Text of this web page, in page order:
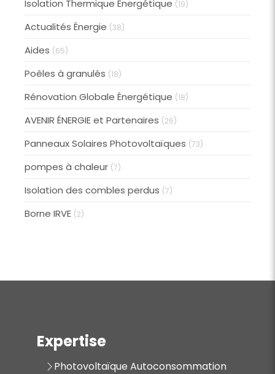
Isolation Thermique Énergétique (19)
Actualités Énergie (38)
Aides (65)
Poêles à granulés (18)
Rénovation Globale Énergétique (18)
AVENIR ÉNERGIE et Partenaires (26)
Panneaux Solaires Photovoltaïques (73)
pompes à chaleur (7)
Isolation des combles perdus (7)
Borne IRVE (2)
Expertise
Photovoltaïque Autoconsommation